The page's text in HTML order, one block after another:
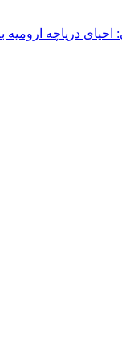
احیای دریاچه